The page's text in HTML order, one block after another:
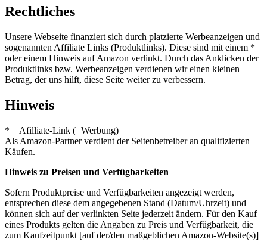
Rechtliches
Unsere Webseite finanziert sich durch platzierte Werbeanzeigen und
sogenannten Affiliate Links (Produktlinks). Diese sind mit einem *
oder einem Hinweis auf Amazon verlinkt. Durch das Anklicken der
Produktlinks bzw. Werbeanzeigen verdienen wir einen kleinen
Betrag, der uns hilft, diese Seite weiter zu verbessern.
Hinweis
* = Afilliate-Link (=Werbung)
Als Amazon-Partner verdient der Seitenbetreiber an qualifizierten
Käufen.
Hinweis zu Preisen und Verfügbarkeiten
Sofern Produktpreise und Verfügbarkeiten angezeigt werden,
entsprechen diese dem angegebenen Stand (Datum/Uhrzeit) und
können sich auf der verlinkten Seite jederzeit ändern. Für den Kauf
eines Produkts gelten die Angaben zu Preis und Verfügbarkeit, die
zum Kaufzeitpunkt [auf der/den maßgeblichen Amazon-Website(s)]